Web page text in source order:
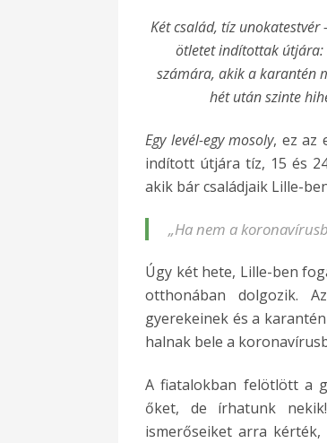
Két család, tíz
ötletet indítottak útjára:
számára, akik a karantén
hét után szinte
Egy levél-egy mosoly, ez az
indított útjára tíz, 15 és
akik bár családjaik Lille-
„Ha nem a
Úgy két hete, Lille-ben
otthonában dolgozik.
gyerekeinek és a
halnak bele a
A fiatalokban felötlött a
őket, de írhatunk
ismerőseiket arra